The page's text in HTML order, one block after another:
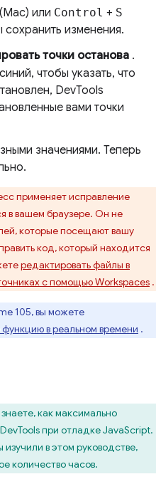
(Mac) или Control + S
изменения.
точки останова .
чтобы указать, что
DevTools
вами точки
значениями. Теперь
применяет исправление
в вашем браузере. Он не
которые посещают вашу
код, который находится
редактировать файлы в
с помощью Workspaces .
105, вы можете
в реальном времени .
как максимально
при отладке JavaScript.
в этом руководстве,
количество часов.